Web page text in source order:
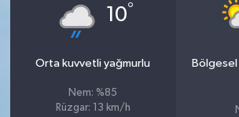
10°
Orta kuvvetli yağmurlu
Nem: %85
Rüzgar: 13 km/h